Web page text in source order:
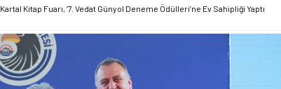
Kartal Kitap Fuarı, ‘7. Vedat Günyol Deneme Ödülleri’ne Ev Sahipliği Yaptı